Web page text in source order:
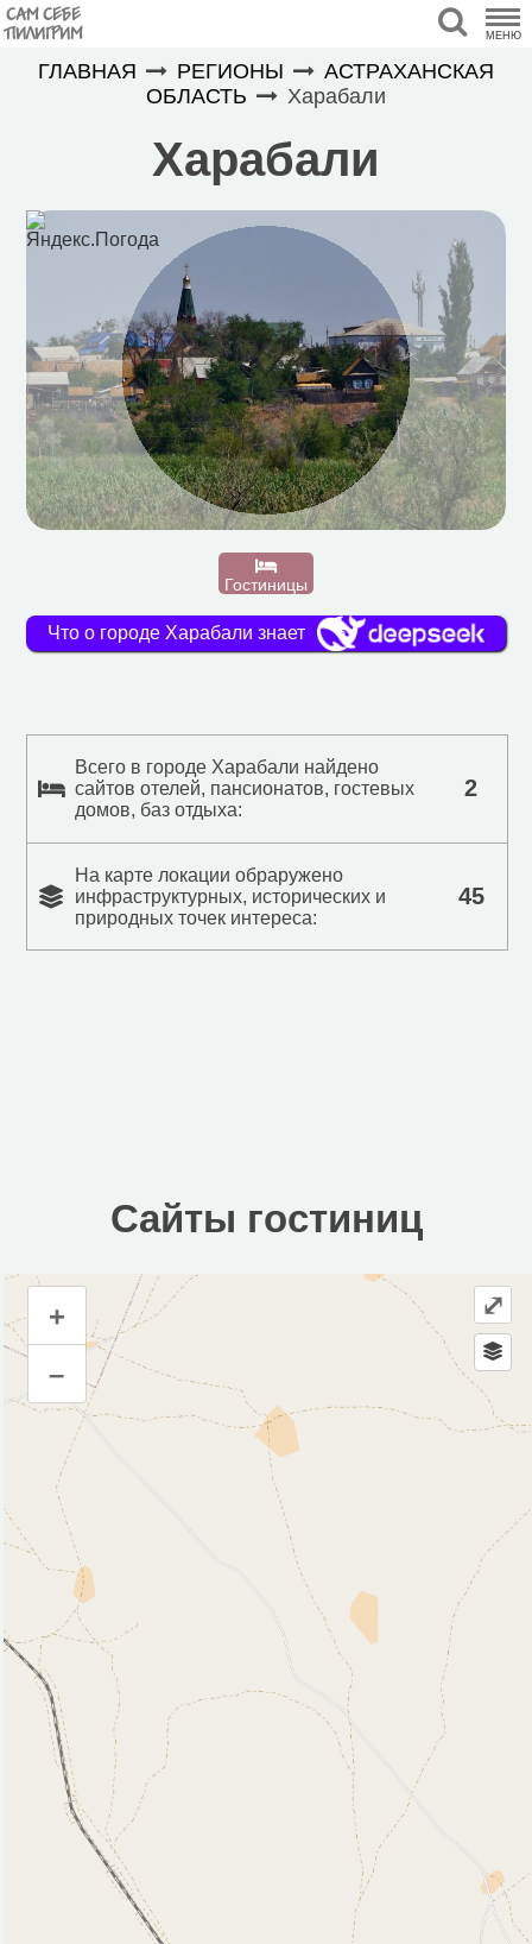
САМ СЕБЕ
ПИЛИГРИМ МЕНЮ
ГЛАВНАЯ РЕГИОНЫ
АСТРАХАНСКАЯ
ОБЛАСТЬ
Харабали
Харабали
Гостиницы
Что о городе Харабали знает
Всего в городе Харабали найдено
сайтов отелей, пансионатов, гостевых
домов, баз отдыха:
2
На карте локации обраружено
инфраструктурных, исторических и
природных точек интереса:
45
Сайты гостиниц
Сайты гостиниц
Инфраструктура
Автозаправочная станция (1)
Автопарковка (2)
Аптека (1)
Банк (2)
Гостевой дом (1)
Стадион (1)
Фастфуд (1)
Исторические объекты
Природные объекты
Пляж (8)
+
–
⤢